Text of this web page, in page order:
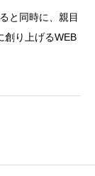
と同時に、親目
創り上げるWEB